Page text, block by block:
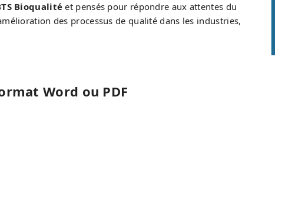
Bioqualité et pensés pour répondre aux attentes du
des processus de qualité dans les industries,
Word ou PDF